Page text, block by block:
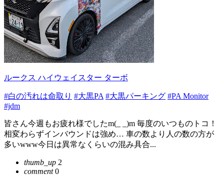
ルークス ハイウェイスター ターボ
#白の汚れは命取り #大黒PA #大黒パーキング #PA Monitor
#jdm
皆さん今週もお疲れ様でしたm(_ _)m 毎度のいつものトコ！
相変わらずインバウンドは強め… 車の数より人の数の方が
多いwww今日は異常なくらいの混み具合...
thumb_up 2
comment0